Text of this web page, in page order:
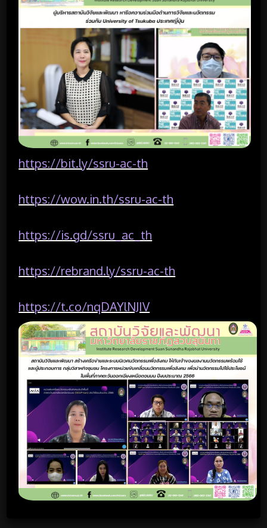
https://bit.ly/ssru-ac-th
https://wow.in.th/ssru-ac-th
https://is.gd/ssru_ac_th
https://rebrand.ly/ssru-ac-th
https://t.co/nqDAYlNJIV